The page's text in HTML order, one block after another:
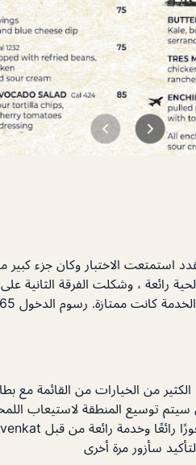
الحية رائعة ، وشكلت الفرقة الثانية
من الخيارات من القائمة مع
سأزور مرة أخرى